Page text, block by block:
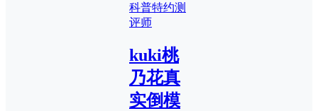
科普特约测
评师
kuki桃
乃花真
实倒模